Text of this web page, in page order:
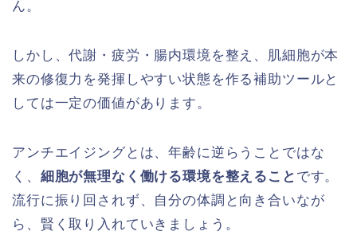
ん。
しかし、代謝・疲労・腸内環境を整え、肌細胞が本
来の修復力を発揮しやすい状態を作る補助ツールと
しては一定の価値があります。
アンチエイジングとは、年齢に逆らうことではな
く、 細胞が無理なく働ける環境を整えること です。
流行に振り回されず、自分の体調と向き合いなが
ら、賢く取り入れていきましょう。